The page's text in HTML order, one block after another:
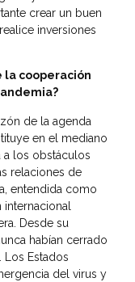
crear un buen
inversiones
la cooperación
de la agenda
en el mediano
a los obstáculos
relaciones de
entendida como
Desde su
habían cerrado
Los Estados
del virus y